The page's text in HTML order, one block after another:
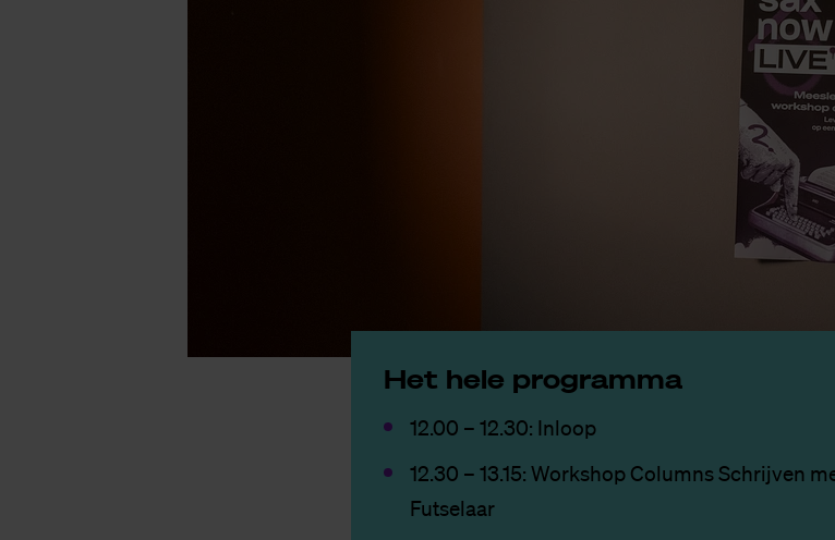
Het hele pro­gram­ma
12.00 – 12.30: Inloop
12.30 – 13.15: Workshop Columns Schrijven
Futselaar